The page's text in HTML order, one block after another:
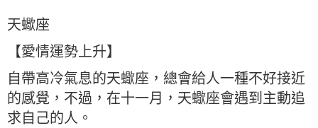
天蠍座
【愛情運勢上升】
自帶高冷氣息的天蠍座，總會給人一種不好接近
的感覺，不過，在十一月，天蠍座會遇到主動追
求自己的人。